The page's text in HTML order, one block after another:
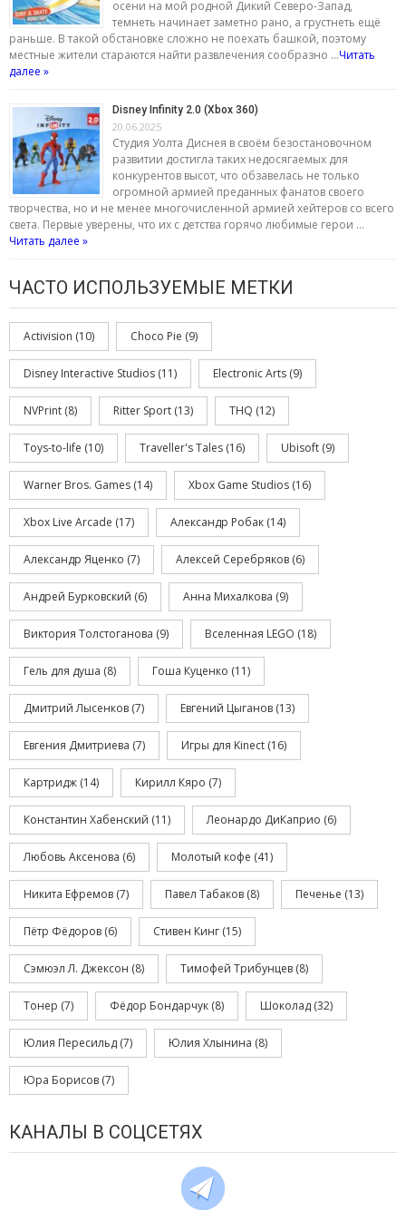
осени на мой родной Дикий Северо-Запад,
темнеть начинает заметно рано, а грустнеть ещё
раньше. В такой обстановке сложно не поехать башкой, поэтому
местные жители стараются найти развлечения сообразно …Читать
далее »
Disney Infinity 2.0 (Xbox 360)
20.06.2025
Студия Уолта Диснея в своём безостановочном
развитии достигла таких недосягаемых для
конкурентов высот, что обзавелась не только
огромной армией преданных фанатов своего
творчества, но и не менее многочисленной армией хейтеров со всего
света. Первые уверены, что их с детства горячо любимые герои …
Читать далее »
ЧАСТО ИСПОЛЬЗУЕМЫЕ МЕТКИ
Activision (10) Choco Pie (9)
Disney Interactive Studios (11) Electronic Arts (9)
NVPrint (8) Ritter Sport (13) THQ (12)
Toys-to-life (10) Traveller's Tales (16) Ubisoft (9)
Warner Bros. Games (14) Xbox Game Studios (16)
Xbox Live Arcade (17) Александр Робак (14)
Александр Яценко (7) Алексей Серебряков (6)
Андрей Бурковский (6) Анна Михалкова (9)
Виктория Толстоганова (9) Вселенная LEGO (18)
Гель для душа (8) Гоша Куценко (11)
Дмитрий Лысенков (7) Евгений Цыганов (13)
Евгения Дмитриева (7) Игры для Kinect (16)
Картридж (14) Кирилл Кяро (7)
Константин Хабенский (11) Леонардо ДиКаприо (6)
Любовь Аксенова (6) Молотый кофе (41)
Никита Ефремов (7) Павел Табаков (8) Печенье (13)
Пётр Фёдоров (6) Стивен Кинг (15)
Сэмюэл Л. Джексон (8) Тимофей Трибунцев (8)
Тонер (7) Фёдор Бондарчук (8) Шоколад (32)
Юлия Пересильд (7) Юлия Хлынина (8)
Юра Борисов (7)
КАНАЛЫ В СОЦСЕТЯХ